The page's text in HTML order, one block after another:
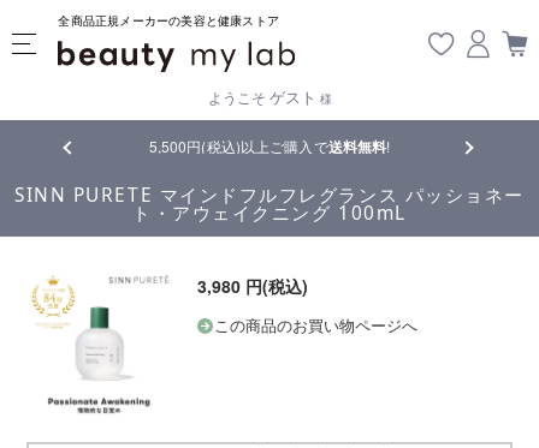
全商品正規メーカーの美容と健康ストア
ようこそ ゲスト 様
5,500円(税込)以上ご購入で送料無料! 【重要】
SINN PURETE マインドフルフレグランス パッショネー
ト・アウェイクニング 100mL
3,980 円(税込)
この商品のお買い物ページへ